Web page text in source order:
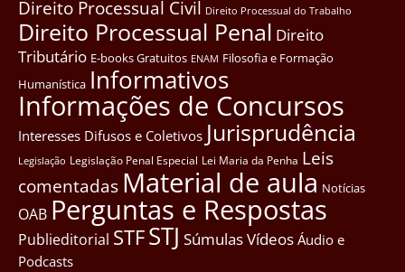
Direito Processual Civil Direito Processual do Trabalho
Direito Processual Penal Direito
Tributário E-books Gratuitos ENAM Filosofia e Formação
Humanística Informativos
Informações de Concursos
Interesses Difusos e Coletivos Jurisprudência
Legislação Legislação Penal Especial Lei Maria da Penha Leis
comentadas Material de aula Notícias
OAB Perguntas e Respostas
Publieditorial STFSTJ SúmulasVídeos Áudio e
Podcasts